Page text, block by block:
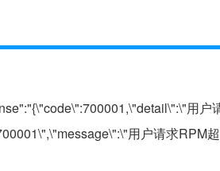
用户
用户请求RPM